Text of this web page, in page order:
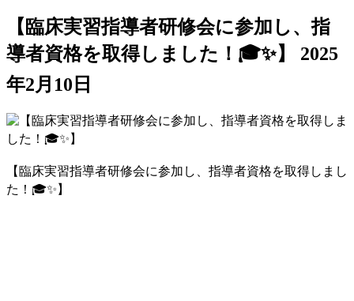
【臨床実習指導者研修会に参加し、指
導者資格を取得しました！🎓✨】
2025
年2月10日
【臨床実習指導者研修会に参加し、指導者資格を取得しまし
た！🎓✨】